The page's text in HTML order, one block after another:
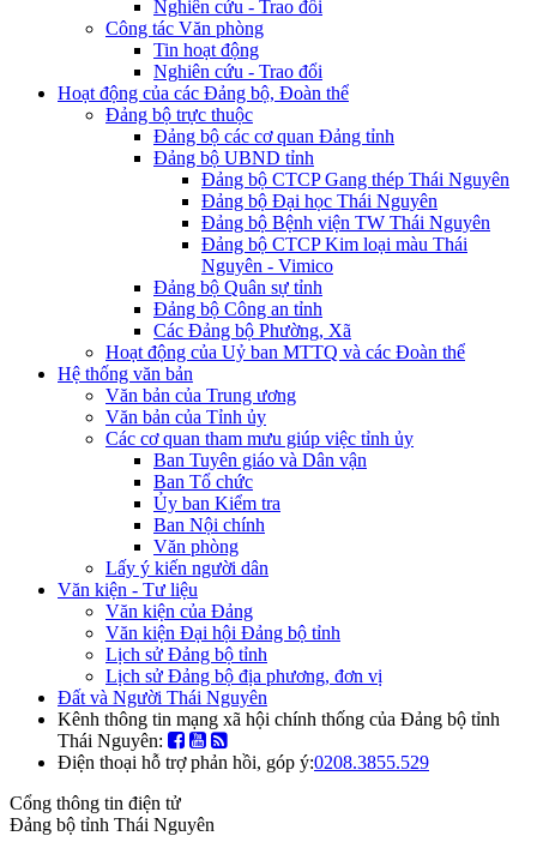
Nghiên cứu - Trao đổi
Công tác Văn phòng
Tin hoạt động
Nghiên cứu - Trao đổi
Hoạt động của các Đảng bộ, Đoàn thể
Đảng bộ trực thuộc
Đảng bộ các cơ quan Đảng tỉnh
Đảng bộ UBND tỉnh
Đảng bộ CTCP Gang thép Thái Nguyên
Đảng bộ Đại học Thái Nguyên
Đảng bộ Bệnh viện TW Thái Nguyên
Đảng bộ CTCP Kim loại màu Thái
Nguyên - Vimico
Đảng bộ Quân sự tỉnh
Đảng bộ Công an tỉnh
Các Đảng bộ Phường, Xã
Hoạt động của Uỷ ban MTTQ và các Đoàn thể
Hệ thống văn bản
Văn bản của Trung ương
Văn bản của Tỉnh ủy
Các cơ quan tham mưu giúp việc tỉnh ủy
Ban Tuyên giáo và Dân vận
Ban Tổ chức
Ủy ban Kiểm tra
Ban Nội chính
Văn phòng
Lấy ý kiến người dân
Văn kiện - Tư liệu
Văn kiện của Đảng
Văn kiện Đại hội Đảng bộ tỉnh
Lịch sử Đảng bộ tỉnh
Lịch sử Đảng bộ địa phương, đơn vị
Đất và Người Thái Nguyên
Kênh thông tin mạng xã hội chính thống của Đảng bộ tỉnh
Thái Nguyên:
Điện thoại hỗ trợ phản hồi, góp ý:0208.3855.529
Cổng thông tin điện tử
Đảng bộ tỉnh Thái Nguyên